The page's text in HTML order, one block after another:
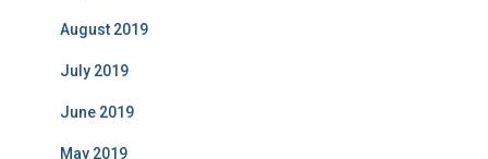
August 2019
July 2019
June 2019
May 2019